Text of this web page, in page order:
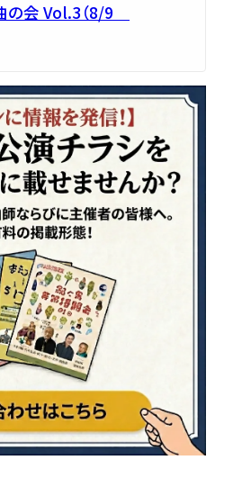
の会 Vol.3（8/9